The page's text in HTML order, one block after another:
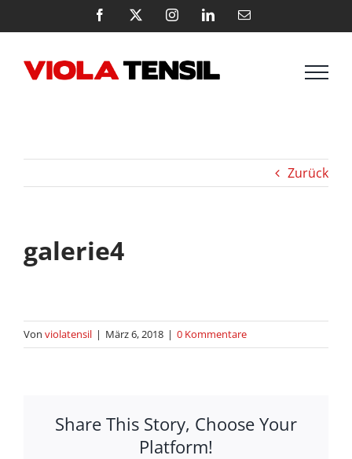
Inhalt
Facebook InstagramLinkedInE-
Zurück
galerie4
Von violatensil | März 6, 2018 | 0 Kommentare
Share This Story, Choose Your
Platform!